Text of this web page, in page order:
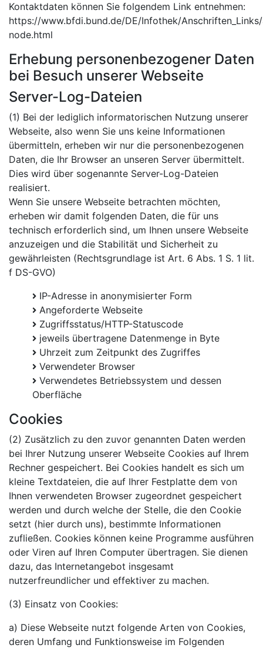
Kontaktdaten können Sie folgendem Link entnehmen:
https://www.bfdi.bund.de/DE/Infothek/
node.html
Erhebung personenbezogener Daten
bei Besuch unserer Webseite
Server-Log-Dateien
(1) Bei der lediglich informatorischen Nutzung unserer
Webseite, also wenn Sie uns keine Informationen
übermitteln, erheben wir nur die personenbezogenen
Daten, die Ihr Browser an unseren Server übermittelt.
Dies wird über sogenannte Server-Log-Dateien
realisiert.
Wenn Sie unsere Webseite betrachten möchten,
erheben wir damit folgenden Daten, die für uns
technisch erforderlich sind, um Ihnen unsere Webseite
anzuzeigen und die Stabilität und Sicherheit zu
gewährleisten (Rechtsgrundlage ist Art. 6 Abs. 1 S. 1 lit.
f DS-GVO)
IP-Adresse in anonymisierter Form
Angeforderte Webseite
Zugriffsstatus/HTTP-Statuscode
jeweils übertragene Datenmenge in Byte
Uhrzeit zum Zeitpunkt des Zugriffes
Verwendeter Browser
Verwendetes Betriebssystem und dessen
Oberfläche
Cookies
(2) Zusätzlich zu den zuvor genannten Daten werden
bei Ihrer Nutzung unserer Webseite Cookies auf Ihrem
Rechner gespeichert. Bei Cookies handelt es sich um
kleine Textdateien, die auf Ihrer Festplatte dem von
Ihnen verwendeten Browser zugeordnet gespeichert
werden und durch welche der Stelle, die den Cookie
setzt (hier durch uns), bestimmte Informationen
zufließen. Cookies können keine Programme ausführen
oder Viren auf Ihren Computer übertragen. Sie dienen
dazu, das Internetangebot insgesamt
nutzerfreundlicher und effektiver zu machen.
(3) Einsatz von Cookies:
a) Diese Webseite nutzt folgende Arten von Cookies,
deren Umfang und Funktionsweise im Folgenden